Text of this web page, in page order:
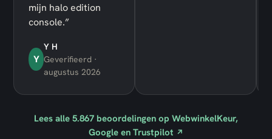
mijn halo edition
console.”
Y
Y H
Geverifieerd ·
augustus 2026
Lees alle 5.867 beoordelingen op WebwinkelKeur,
Google en Trustpilot ↗